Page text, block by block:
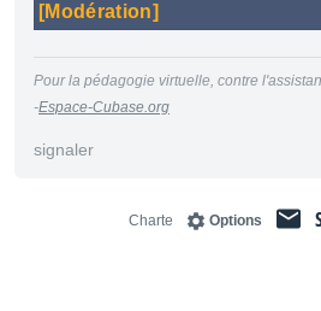
[Modération]
Pour la pédagogie virtuelle, contre
-Espace-Cubase.org
signaler
Options
Charte